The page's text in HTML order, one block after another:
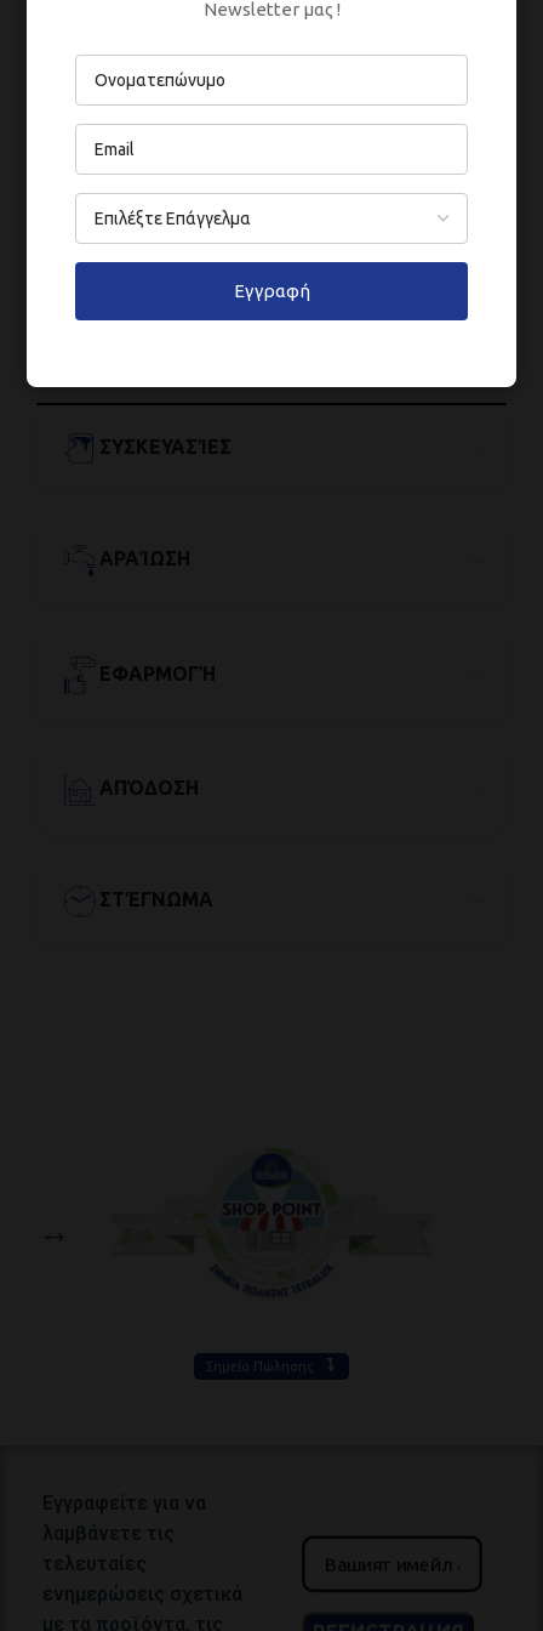
Съдържа 1,2-бензизотиазол-3(2H)-он,
изотиазол-3-он и 2-метил-2H-изотиазол-3-
он (3:1). Може да предизвика алергична
реакция. Тел. на Токсикологичен Център
+359 2 9154 233
Изтеглете техническата
спецификация оттук
Информационен лист за безопасност се
ΣΥΣΚΕΥΑΣΊΕΣ
ΑΡΑΊΩΣΗ
ΕΦΑΡΜΟΓΉ
ΑΠΌΔΟΣΗ
ΣΤΈΓΝΩΜΑ
Σημεία Πώλησης
Newsletter μας !
Εγγραφή